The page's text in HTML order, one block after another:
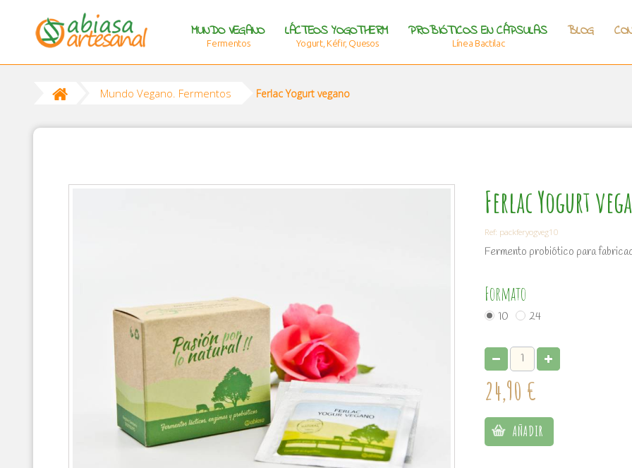
MUNDO VEGANO
Fermentos
LÁCTEOS YOGOTHERM
Yogurt, Kéfir, Quesos
PROBIÓTICOS EN CÁPSULAS
Línea Bactilac
BLOG
Mundo Vegano. Fermentos Ferlac Yogurt vegano
Ferlac Yogurt
Ref: packferyogveg10
Fermento probiótico para
Formato
10 24
24,90 €
AÑADIR